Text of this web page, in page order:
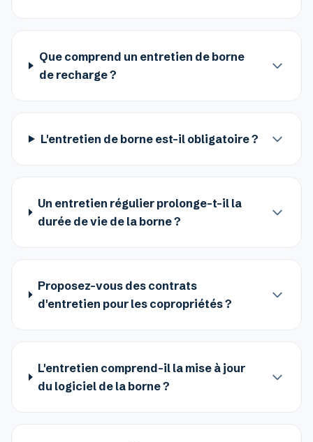
Que comprend un entretien de borne
de recharge ?
L'entretien de borne est-il obligatoire ?
Un entretien régulier prolonge-t-il la
durée de vie de la borne ?
Proposez-vous des contrats
d'entretien pour les copropriétés ?
L'entretien comprend-il la mise à jour
du logiciel de la borne ?